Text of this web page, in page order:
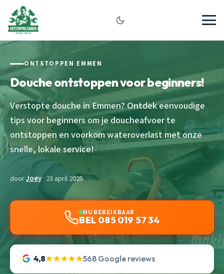
ONTSTOPPEN EMMEN
Douche ontstoppen voor beginners!
Verstopte douche in Emmen? Ontdek eenvoudige
tips voor beginners om je doucheafvoer te
ontstoppen en voorkom wateroverlast met onze
snelle, lokale service!
doorJoey· 23 april 2025
NU BEREIKBAAR
BEL 085 019 57 34
4,8★★★★★568 Google reviews